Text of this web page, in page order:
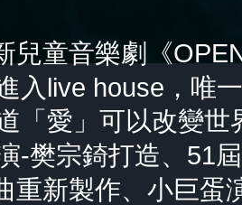
兒童音樂劇《
入 live house ，唯
「愛」可以改變
-樊宗錡打造、 51
重新製作、小巨蛋